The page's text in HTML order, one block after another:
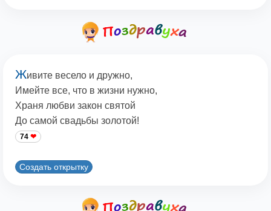
Живите весело и дружно,
Имейте все, что в жизни нужно,
Храня любви закон святой
До самой свадьбы золотой!
74
Создать открытку